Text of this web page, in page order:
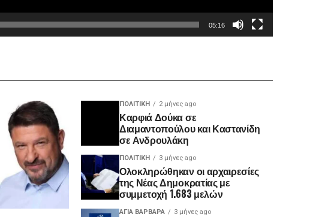
05:16
ΠΟΛΙΤΙΚΉ 2 μήνες ago
Καρφιά Δούκα σε
Διαμαντοπούλου και Καστανίδη
σε Ανδρουλάκη
ΠΟΛΙΤΙΚΉ 3 μήνες ago
Ολοκληρώθηκαν οι αρχαιρεσίες
της Νέας Δημοκρατίας με
συμμετοχή 1.683 μελών
ΑΓΙΑ ΒΑΡΒΑΡΑ 3 μήνες ago